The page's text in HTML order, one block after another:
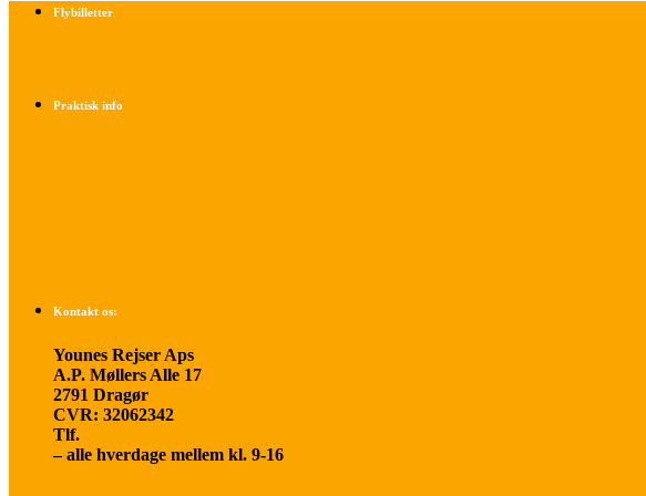
Flybilletter
Praktisk info
Kontakt os:
Younes Rejser Aps
A.P. Møllers Alle 17
2791 Dragør
CVR: 32062342
Tlf.
– alle hverdage mellem kl. 9-16